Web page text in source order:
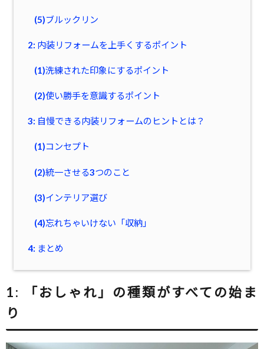
(5)ブルックリン
2: 内装リフォームを上手くするポイント
(1)洗練された印象にするポイント
(2)使い勝手を意識するポイント
3: 自慢できる内装リフォームのヒントとは？
(1)コンセプト
(2)統一させる3つのこと
(3)インテリア選び
(4)忘れちゃいけない「収納」
4: まとめ
1:
「おしゃれ」の種類がすべての始ま
り